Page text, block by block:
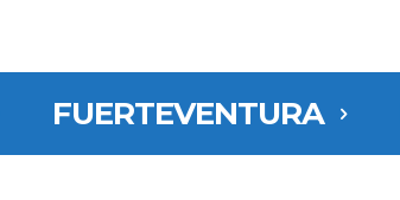
FUERTEVENTURA